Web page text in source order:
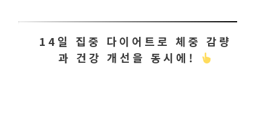
14일 집중 다이어트로 체중 감량
과 건강 개선을 동시에!